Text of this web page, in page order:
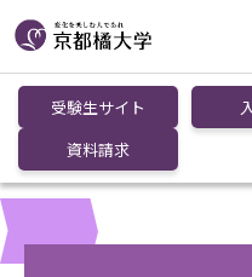
受験生サイト
資料請求